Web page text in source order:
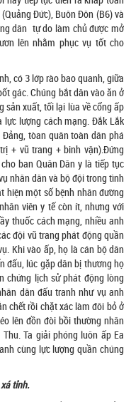
Đức), Buôn Đôn (B6) và
dân tự do làm chủ được mở
lên nhằm phục vụ tốt cho
có 3 lớp rào bao quanh, giữa
gác. Chúng bắt dân vào ăn ở
sản xuất, tối lại lùa về cổng ấp
lực lượng cách mạng. Đắk Lắk
tòan quân toàn dân phá
+ vũ trang + binh vận).Đứng
ban Quân Dân y là tiếp tục
nhân dân và bộ đội trong tình
hiện một số bệnh nhân đường
viên y tế còn ít, nhưng với
thuốc cách mạng, nhiều anh
đội vũ trang phát động quần
Khi vào ấp, họ là cán bộ dân
đấu, lúc gặp dân bị thương họ
chứng lịch sử phát động lòng
dân đấu tranh như vụ anh
chết rồi chặt xác làm đôi bỏ ở
lên đồn đòi bồi thường nhân
Ta giải phóng luôn ấp Ea
cùng lực lượng quần chúng
tỉnh.